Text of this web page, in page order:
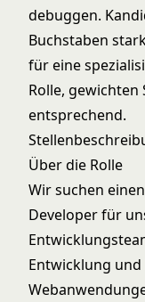
debuggen.
Buchstaben
für eine
Rolle, gewichten
entsprechend.
Über die Rolle
Wir suchen
Developer für
Entwicklung und